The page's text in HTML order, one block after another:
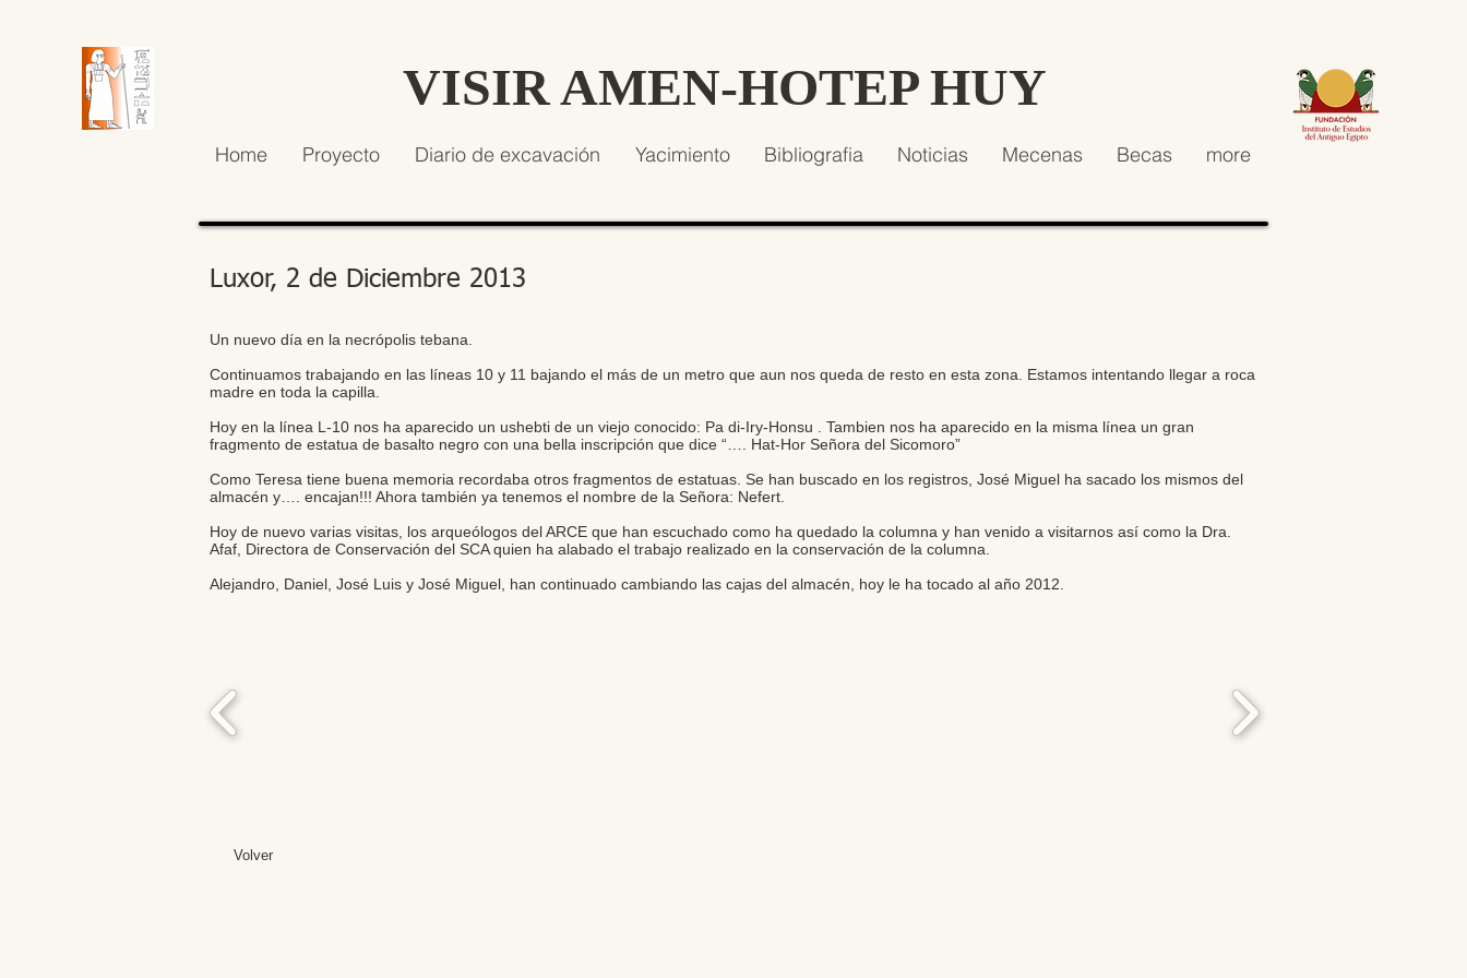
VISIR AMEN-HOTEP HUY
Home Proyecto Diario de excavación Yacimiento Bibliografia Noticias Mecenas Becas more
Luxor, 2 de Diciembre 2013
Un nuevo día en la necrópolis tebana.
Continuamos trabajando en las líneas 10 y 11 bajando el más de un metro que aun nos queda de resto en esta zona. Estamos intentando llegar a roca
madre en toda la capilla.
Hoy en la línea L-10 nos ha aparecido un ushebti de un viejo conocido: Pa di-Iry-Honsu . Tambien nos ha aparecido en la misma línea un gran
fragmento de estatua de basalto negro con una bella inscripción que dice “…. Hat-Hor Señora del Sicomoro”
Como Teresa tiene buena memoria recordaba otros fragmentos de estatuas. Se han buscado en los registros, José Miguel ha sacado los mismos del
almacén y…. encajan!!! Ahora también ya tenemos el nombre de la Señora: Nefert.
Hoy de nuevo varias visitas, los arqueólogos del ARCE que han escuchado como ha quedado la columna y han venido a visitarnos así como la Dra.
Afaf, Directora de Conservación del SCA quien ha alabado el trabajo realizado en la conservación de la columna.
Alejandro, Daniel, José Luis y José Miguel, han continuado cambiando las cajas del almacén, hoy le ha tocado al año 2012.
Volver